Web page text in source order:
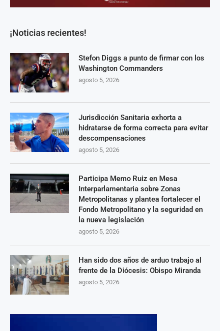
¡Noticias recientes!
Stefon Diggs a punto de firmar con los
Washington Commanders
agosto 5, 2026
Jurisdicción Sanitaria exhorta a
hidratarse de forma correcta para evitar
descompensaciones
agosto 5, 2026
Participa Memo Ruiz en Mesa
Interparlamentaria sobre Zonas
Metropolitanas y plantea fortalecer el
Fondo Metropolitano y la seguridad en
la nueva legislación
agosto 5, 2026
Han sido dos años de arduo trabajo al
frente de la Diócesis: Obispo Miranda
agosto 5, 2026